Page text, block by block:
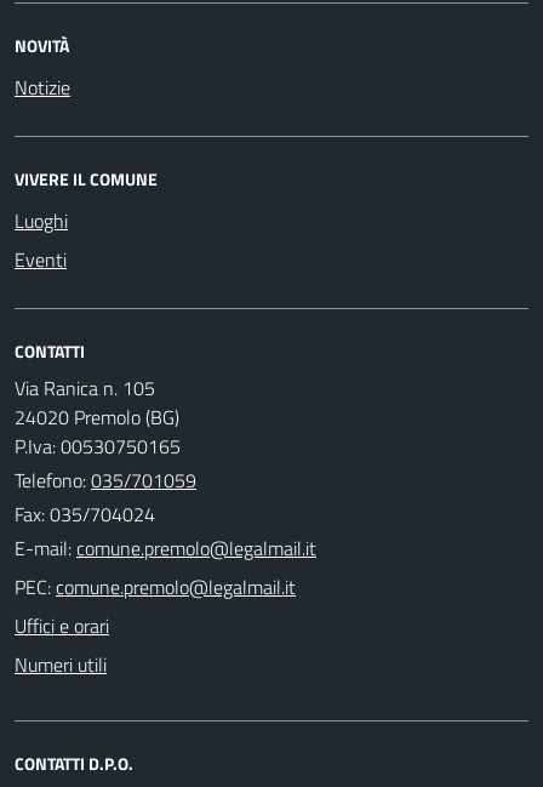
NOVITÀ
Notizie
VIVERE IL COMUNE
Luoghi
Eventi
CONTATTI
Via Ranica n. 105
24020 Premolo (BG)
P.Iva: 00530750165
Telefono:035/701059
Fax: 035/704024
E-mail:
PEC:
Uffici e orari
Numeri utili
CONTATTI D.P.O.